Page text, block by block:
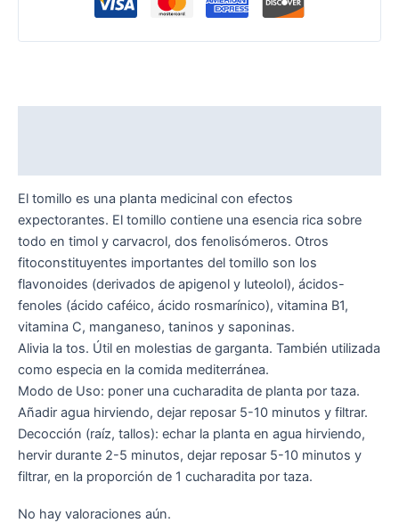
El tomillo es una planta medicinal con efectos
expectorantes. El tomillo contiene una esencia rica sobre
todo en timol y carvacrol, dos fenolisómeros. Otros
fitoconstituyentes importantes del tomillo son los
flavonoides (derivados de apigenol y luteolol), ácidos-
fenoles (ácido caféico, ácido rosmarínico), vitamina B1,
vitamina C, manganeso, taninos y saponinas.
Alivia la tos. Útil en molestias de garganta. También utilizada
como especia en la comida mediterránea.
Modo de Uso: poner una cucharadita de planta por taza.
Añadir agua hirviendo, dejar reposar 5-10 minutos y filtrar.
Decocción (raíz, tallos): echar la planta en agua hirviendo,
hervir durante 2-5 minutos, dejar reposar 5-10 minutos y
filtrar, en la proporción de 1 cucharadita por taza.
No hay valoraciones aún.